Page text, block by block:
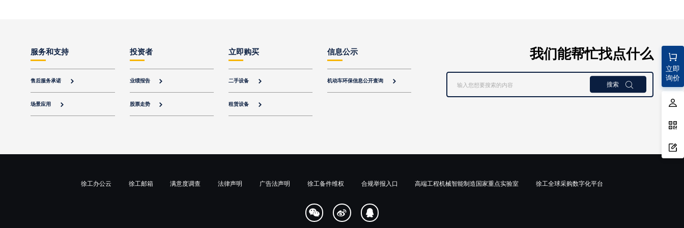
立即
询价
服务和支持
售后服务承诺 
场景应用 
投资者
业绩报告 
股票走势 
立即购买
二手设备 
租赁设备 
信息公示
机动车环保信息公开查询 
我们能帮忙找点什么
搜索 
徐工办公云 徐工邮箱 满意度调查 法律声明 广告法声明 徐工备件维权 合规举报入口 高端工程机械智能制造国家重点实验室 徐工全球采购数字化平台
  